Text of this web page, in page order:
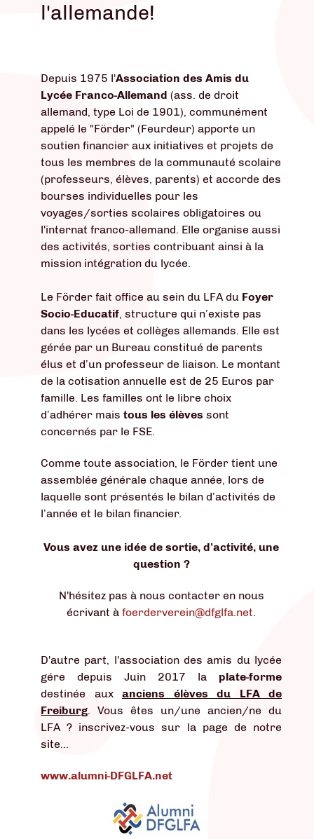
l'allemande!
Depuis 1975 l'Association des Amis du
Lycée Franco-Allemand (ass. de droit
allemand, type Loi de 1901), communément
appelé le "Förder" (Feurdeur) apporte un
soutien financier aux initiatives et projets de
tous les membres de la communauté scolaire
(professeurs, élèves, parents) et accorde des
bourses individuelles pour les
voyages/sorties scolaires obligatoires ou
l'internat franco-allemand. Elle organise aussi
des activités, sorties contribuant ainsi à la
mission intégration du lycée.
Le Förder fait office au sein du LFA du Foyer
Socio-Educatif, structure qui n’existe pas
dans les lycées et collèges allemands. Elle est
gérée par un Bureau constitué de parents
élus et d’un professeur de liaison. Le montant
de la cotisation annuelle est de 25 Euros par
famille. Les familles ont le libre choix
d’adhérer mais tous les élèves sont
concernés par le FSE.
Comme toute association, le Förder tient une
assemblée générale chaque année, lors de
laquelle sont présentés le bilan d’activités de
l’année et le bilan financier.
Vous avez une idée de sortie, d'activité, une
question ?
N'hésitez pas à nous contacter en nous
écrivant à foerderverein@dfglfa.net.
D'autre part, l'association des amis du lycée
gére depuis Juin 2017 la plate-forme
destinée aux anciens élèves du LFA de
Freiburg. Vous êtes un/une ancien/ne du
LFA ? inscrivez-vous sur la page de notre
site...
www.alumni-DFGLFA.net